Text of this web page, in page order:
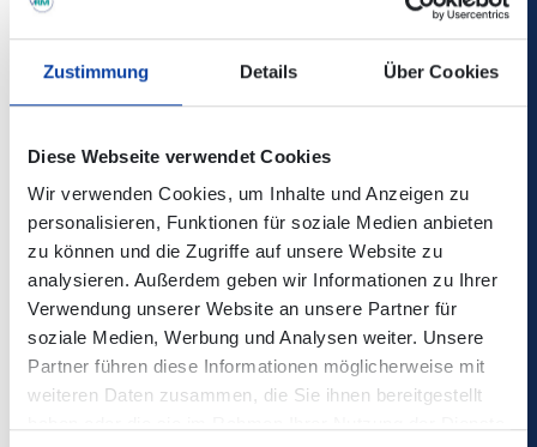
Zustimmung Details Über Cookies
Diese Webseite verwendet Cookies
Wir verwenden Cookies, um Inhalte und Anzeigen zu
personalisieren, Funktionen für soziale Medien anbieten
zu können und die Zugriffe auf unsere Website zu
analysieren. Außerdem geben wir Informationen zu Ihrer
Verwendung unserer Website an unsere Partner für
soziale Medien, Werbung und Analysen weiter. Unsere
Partner führen diese Informationen möglicherweise mit
weiteren Daten zusammen, die Sie ihnen bereitgestellt
Ehrenbreitsteiner Festungsaufzug kostenlos nutzen. Dies
Ehrenbreitstein oder für Veranstaltungen.
An dem dort aufgestellten Kassenautomaten verwenden
Sie entsprechend des Tarifs Ihrer (ebenfalls in der Wabe
106) gültigen VRM-Fahrkarte ein Ticket wählen, welches
der Automat anschließend für Sie erstellt und ausgibt.
Ab 01.04.2024 gilt das Deutschlandticket auch für den
Festungsaufzug.